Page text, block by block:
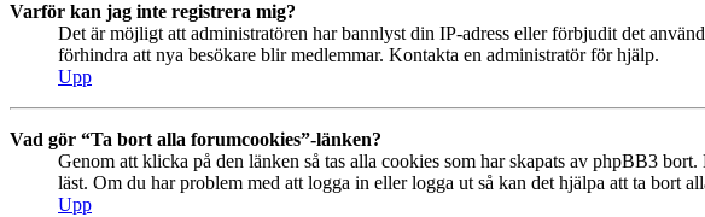
Varför kan jag inte registrera mig?
Det är möjligt att administratören har bannlyst din IP-adress eller förbjudit det
förhindra att nya besökare blir medlemmar. Kontakta en administratör för hjälp.
Upp
Vad gör “Ta bort alla forumcookies”-länken?
Genom att klicka på den länken så tas alla cookies som har skapats av phpBB3
läst. Om du har problem med att logga in eller logga ut så kan det hjälpa att ta bort
Upp